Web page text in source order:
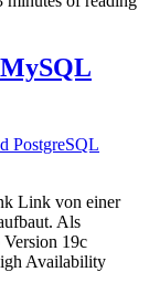
Link von einer
Als
19c
Availability